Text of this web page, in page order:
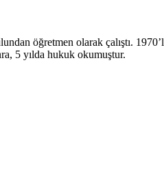
öğretmen olarak çalıştı.
5 yılda hukuk okumuştur.